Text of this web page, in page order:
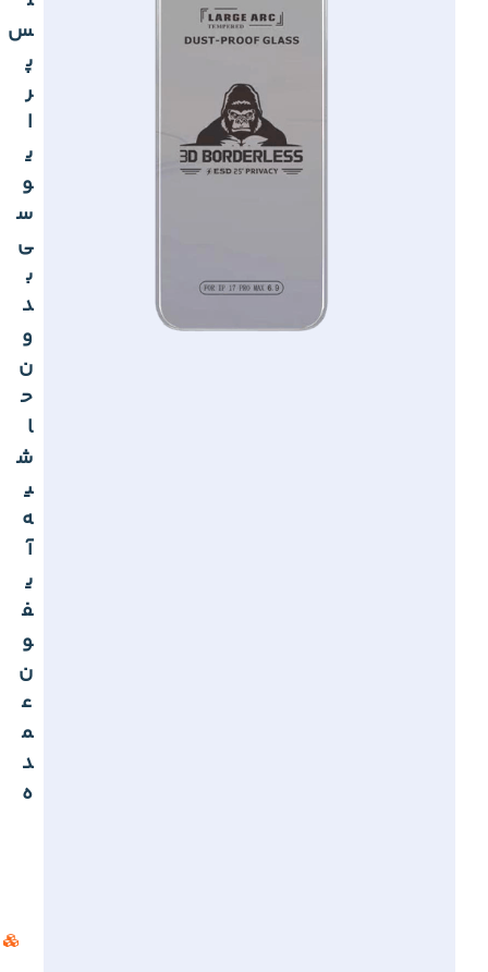
س
پ
ر
ا
ی
و
س
ی
ب
د
و
ن
ح
ا
ش
ی
ه
آ
ی
ف
و
ن
ع
م
د
ه